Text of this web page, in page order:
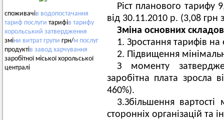
споживачів водопостачання
тариф послуги тарифів тарифу
хорольський затвердження
зміни витрат групи грн/м послуг
продуктів завод харчування
заробітної міської хорольської
централі
Ріст планового тарифу
від 30.11.2010 р. (3,08
Зміна основних
1. Зростання тарифів на
2. Підвищення
З моменту
заробітна плата зросла
460%).
3.Збільшення вартості
сторонніх організацій та